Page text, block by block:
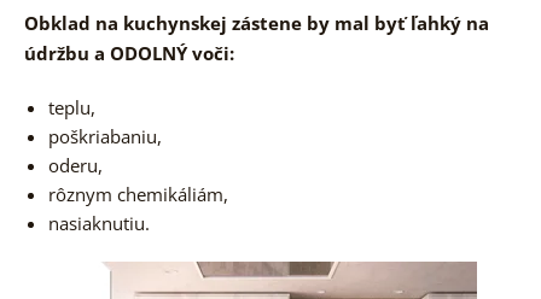
Obklad na kuchynskej zástene by mal byť ľahký na
údržbu a ODOLNÝ voči:
teplu,
poškriabaniu,
oderu,
rôznym chemikáliám,
nasiaknutiu.